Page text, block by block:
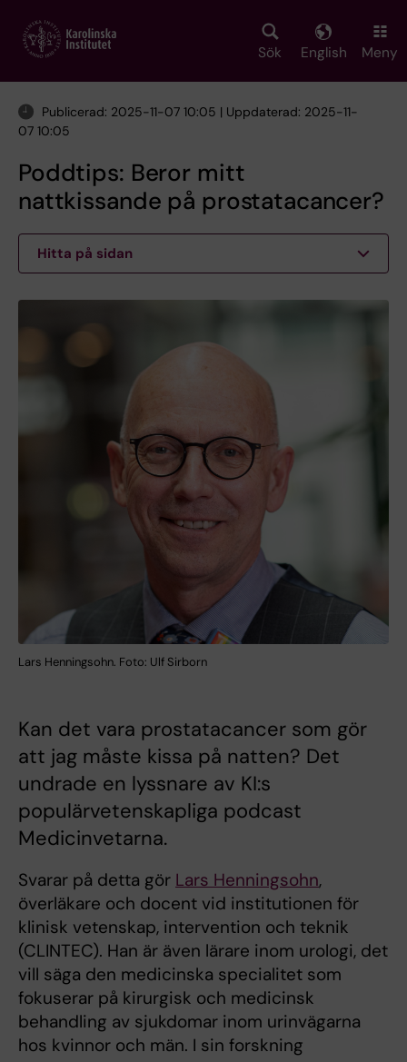
main
Sök English Meny
Publicerad: 2025-11-07 10:05 | Uppdaterad: 2025-11-
07 10:05
Poddtips: Beror mitt
nattkissande på prostatacancer?
Hitta på sidan
Lars Henningsohn. Foto: Ulf Sirborn
Kan det vara prostatacancer som gör
att jag måste kissa på natten? Det
undrade en lyssnare av KI:s
populärvetenskapliga podcast
Medicinvetarna.
Svarar på detta gör Lars Henningsohn,
överläkare och docent vid institutionen för
klinisk vetenskap, intervention och teknik
(CLINTEC). Han är även lärare inom urologi, det
vill säga den medicinska specialitet som
fokuserar på kirurgisk och medicinsk
behandling av sjukdomar inom urinvägarna
hos kvinnor och män. I sin forskning